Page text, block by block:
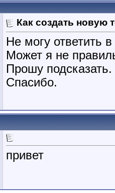
Как создать новую
Не могу ответить
Может я не
Прошу подсказать.
Спасибо.
привет